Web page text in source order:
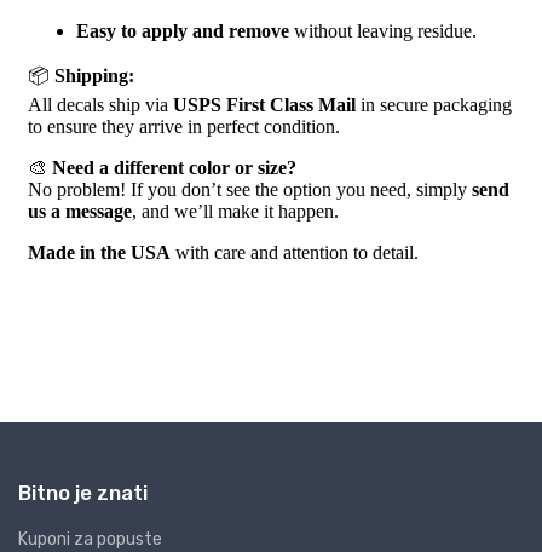
Bitno je znati
Kuponi za popuste